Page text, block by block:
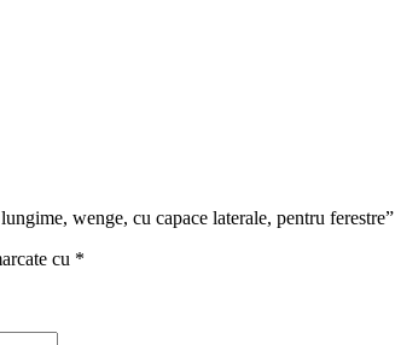
wenge, cu capace laterale, pentru ferestre”
cu *